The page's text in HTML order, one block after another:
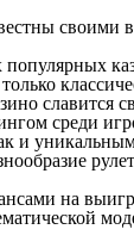
только
славится
среди
и
на